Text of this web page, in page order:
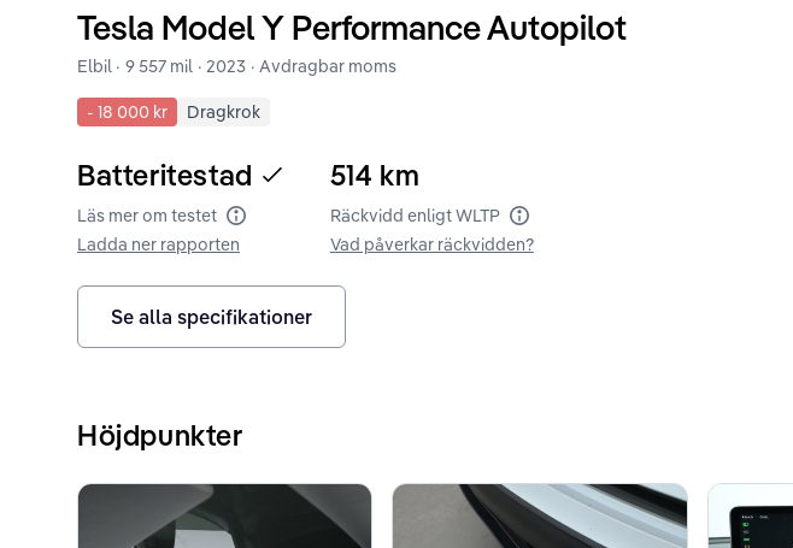
Tesla Model Y Performance Autopilot
Elbil · 9 557 mil · 2023 · Avdragbar moms
- 18 000 kr Dragkrok
Batteritestad
Läs mer om testet Batteritest
Ladda ner rapporten
514 km
Räckvidd enligt WLTP Räckvidd enligt WLTP
Vad påverkar räckvidden?
Se alla specifikationer
Höjdpunkter